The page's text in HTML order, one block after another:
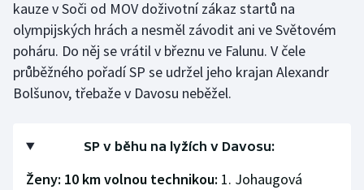
Stolní tenis
Triatlon
Veslování
kauze v Soči od MOV doživotní zákaz startů na
olympijských hrách a nesměl závodit ani ve Světovém
poháru. Do něj se vrátil v březnu ve Falunu. V čele
průběžného pořadí SP se udržel jeho krajan Alexandr
Bolšunov, třebaže v Davosu neběžel.
SP v běhu na lyžích v Davosu:
Ženy: 10 km volnou technikou: 1. Johaugová